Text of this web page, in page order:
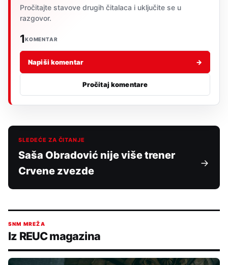
Pročitajte stavove drugih čitalaca i uključite se u
razgovor.
1KOMENTAR
Napiši komentar →
Pročitaj komentare
SLEDEĆE ZA ČITANJE
Saša Obradović nije više trener
Crvene zvezde
SNM MREŽA
Iz REUC magazina